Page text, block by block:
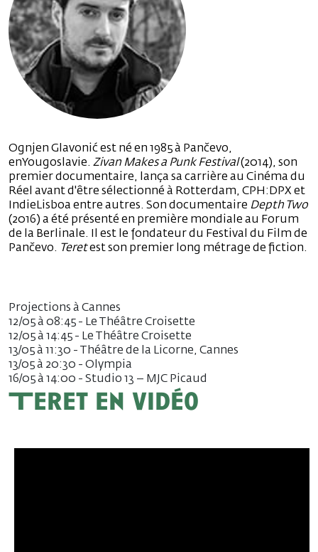
Ognjen Glavonić est né en 1985 à Pančevo,
enYougoslavie. Zivan Makes a Punk Festival(2014), son
premier documentaire, lança sa carrière au Cinéma du
Réel avant d'être sélectionné à Rotterdam, CPH:DPX et
IndieLisboa entre autres. Son documentaire Depth Two
(2016) a été présenté en première mondiale au Forum
de la Berlinale. Il est le fondateur du Festival du Film de
Pančevo. Teretest son premier long métrage de fiction.
Projections à Cannes
12/05 à 08:45 - Le Théâtre Croisette
12/05 à 14:45 - Le Théâtre Croisette
13/05 à 11:30 - Théâtre de la Licorne, Cannes
13/05 à 20:30 - Olympia
16/05 à 14:00 - Studio 13 – MJC Picaud
Teret en vidéo